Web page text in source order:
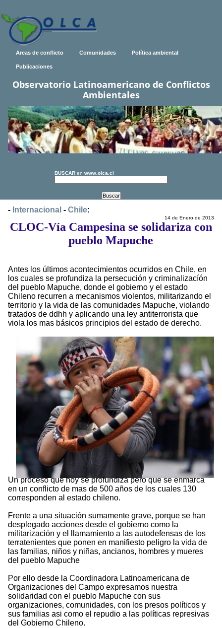
Areas de conflicto Comunidades Política ambiental
Publicaciones
Observatorio Latinoamericano de Conflictos
Ambientales
BUSCAR en www.olca.cl
- Internacional - Chile:
14 de Enero de 2013
CLOC-Vía Campesina se solidariza con
pueblo Mapuche
Antes los últimos acontecimientos ocurridos en Chile, en
los cuales se profundiza la persecución y criminalizacíón
del pueblo Mapuche, donde el gobierno y el estado
Chileno recurren a mecanismos violentos, militarizando el
territorio y la vida de las comunidades Mapuche, violando
tratados de ddhh y aplicando una ley antiterrorista que
viola los mas básicos principios del estado de derecho.
Un proceso que hoy se profundiza pero que se enmarca
en un conflicto de mas de 500 años de los cuales 130
corresponden al estado chileno.
Frente a una situación sumamente grave, porque se han
desplegado acciones desde el gobierno como la
militarización y el llamamiento a las autodefensas de los
terratenientes que ponen en manifiesto peligro la vida de
las familias, niños y niñas, ancianos, hombres y mueres
del pueblo Mapuche
Por ello desde la Coordinadora Latinoamericana de
Organizaciones del Campo expresamos nuestra
solidaridad con el pueblo Mapuche con sus
organizaciones, comunidades, con los presos políticos y
sus familias asi como el repudio a las políticas represivas
del Gobierno Chileno.